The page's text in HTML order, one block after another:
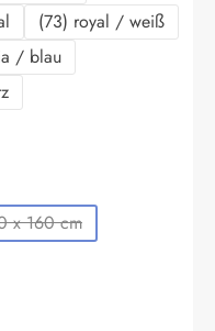
(73) royal / weiß
/ blau
zurzeit nicht verfügbar.)
x 160 cm
(Diese Option ist zurzeit